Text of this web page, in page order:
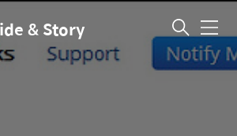
& Story 메
뉴